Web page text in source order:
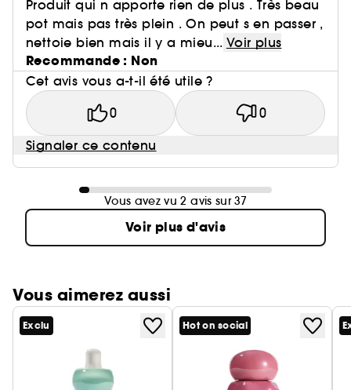
Produit qui n apporte rien de plus . Très beau
pot mais pas très plein . On peut s en passer ,
nettoie bien mais il y a mieu... Voir plus
Recommande : Non
Cet avis vous a-t-il été utile ?
0 0
Signaler ce contenu
Vous avez vu 2 avis sur 37
Voir plus d'avis
Vous aimerez aussi
Exclu Hot on social